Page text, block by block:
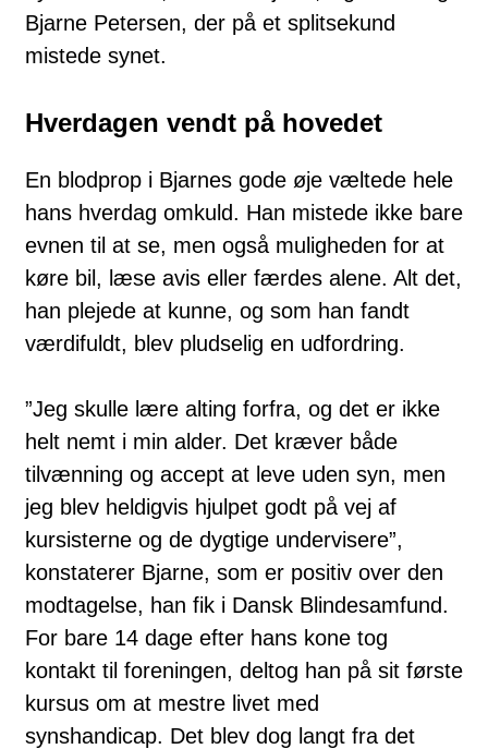
Bjarne Petersen, der på et splitsekund
mistede synet.
Hverdagen vendt på hovedet
En blodprop i Bjarnes gode øje væltede hele
hans hverdag omkuld. Han mistede ikke bare
evnen til at se, men også muligheden for at
køre bil, læse avis eller færdes alene. Alt det,
han plejede at kunne, og som han fandt
værdifuldt, blev pludselig en udfordring.
”Jeg skulle lære alting forfra, og det er ikke
helt nemt i min alder. Det kræver både
tilvænning og accept at leve uden syn, men
jeg blev heldigvis hjulpet godt på vej af
kursisterne og de dygtige undervisere”,
konstaterer Bjarne, som er positiv over den
modtagelse, han fik i Dansk Blindesamfund.
For bare 14 dage efter hans kone tog
kontakt til foreningen, deltog han på sit første
kursus om at mestre livet med
synshandicap. Det blev dog langt fra det